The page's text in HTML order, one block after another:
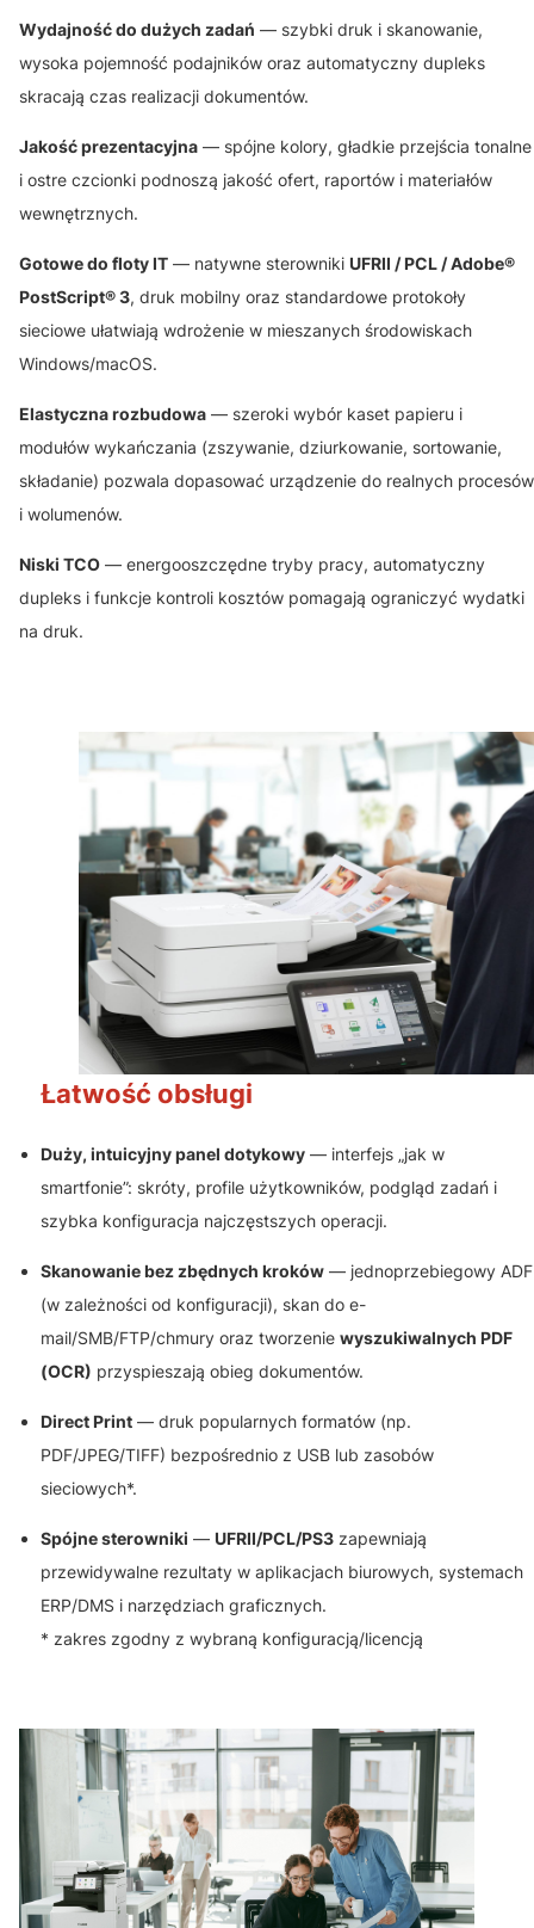
Wydajność do dużych zadań — szybki druk i skanowanie,
wysoka pojemność podajników oraz automatyczny dupleks
skracają czas realizacji dokumentów.
Jakość prezentacyjna — spójne kolory, gładkie przejścia tonalne
i ostre czcionki podnoszą jakość ofert, raportów i materiałów
wewnętrznych.
Gotowe do floty IT — natywne sterowniki UFRII / PCL / Adobe®
PostScript® 3, druk mobilny oraz standardowe protokoły
sieciowe ułatwiają wdrożenie w mieszanych środowiskach
Windows/macOS.
Elastyczna rozbudowa — szeroki wybór kaset papieru i
modułów wykańczania (zszywanie, dziurkowanie, sortowanie,
składanie) pozwala dopasować urządzenie do realnych procesów
i wolumenów.
Niski TCO — energooszczędne tryby pracy, automatyczny
dupleks i funkcje kontroli kosztów pomagają ograniczyć wydatki
na druk.
Łatwość obsługi
Duży, intuicyjny panel dotykowy — interfejs „jak w
smartfonie”: skróty, profile użytkowników, podgląd zadań i
szybka konfiguracja najczęstszych operacji.
Skanowanie bez zbędnych kroków — jednoprzebiegowy ADF
(w zależności od konfiguracji), skan do e-
mail/SMB/FTP/chmury oraz tworzenie wyszukiwalnych PDF
(OCR) przyspieszają obieg dokumentów.
Direct Print — druk popularnych formatów (np.
PDF/JPEG/TIFF) bezpośrednio z USB lub zasobów
sieciowych*.
Spójne sterowniki — UFRII/PCL/PS3 zapewniają
przewidywalne rezultaty w aplikacjach biurowych, systemach
ERP/DMS i narzędziach graficznych.
* zakres zgodny z wybraną konfiguracją/licencją